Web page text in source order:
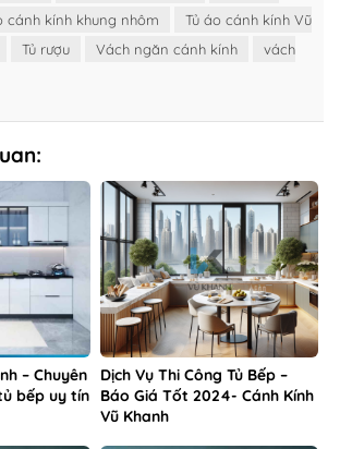
cánh kính khung nhôm
Tủ áo cánh kính Vũ
Tủ rượu Vách ngăn cánh kính
vách
– Chuyên
bếp uy tín
Dịch Vụ Thi Công Tủ Bếp –
Báo Giá Tốt 2024- Cánh Kính
Vũ Khanh